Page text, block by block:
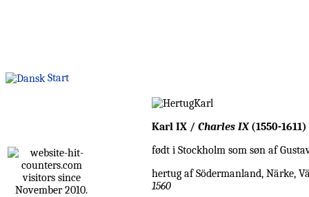
Start
visitors since
November 2010.
Karl IX / Charles IX(1550-1611)
født i Stockholm som søn af
hertug af Södermanland, Närke,
1560